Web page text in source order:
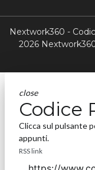
Nextwork360 -
2026
close
Codice
Clicca sul pulsante
appunti.
RSS link